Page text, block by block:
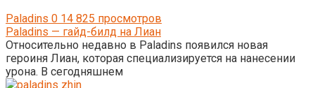
Paladins 0 14 825 просмотров
Paladins — гайд-билд на Лиан
Относительно недавно в Paladins появился новая
героиня Лиан, которая специализируется на нанесении
урона. В сегодняшнем